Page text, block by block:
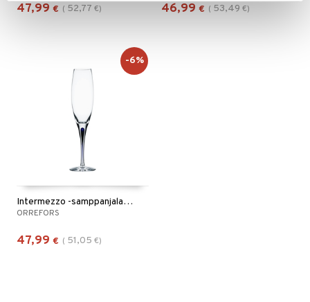
47,99 € ( 52,77 €) 46,99 € ( 53,49 €)
Intermezzo -samppanjalasi 26cl (20cl)
ORREFORS
47,99 € ( 51,05 €)
-6%